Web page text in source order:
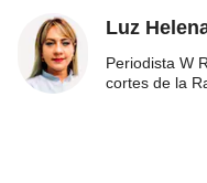
Luz
Periodista W
cortes de la